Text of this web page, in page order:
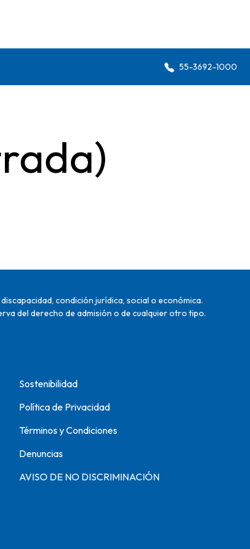
55-3692-1000
condición jurídica, social o económica.
del derecho de admisión o de cualquier otro tipo.
Sostenibilidad
Política de Privacidad
Términos y Condiciones
Denuncias
AVISO DE NO DISCRIMINACIÓN